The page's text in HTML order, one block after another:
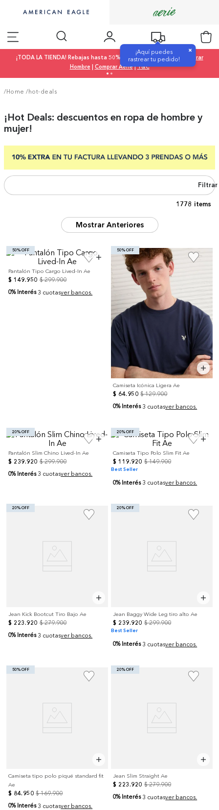
¡Aquí puedes
rastrear tu pedido!
×
¡TODA LA TIENDA! Rebajas hasta 50% OFF |Comprar Mujer|
Comprar
Hombre | Comprar Aerie|T&C
/Home / hot-deals
¡Hot Deals: descuentos en ropa de hombre y
mujer!
Filtrar
1778
50% OFF
Pantalón Tipo Cargo Lived-In Ae
$ 149.950 $ 299.900
0% Interés 3 cuotasver bancos.
50% OFF
Camiseta Icónica Ligera Ae
$ 64. 950 $ 129.900
0% Interés 3 cuotasver bancos.
20% OFF
Pantalón Slim Chino Lived-In Ae
$ 239.920 $ 299.900
0% Interés 3 cuotasver bancos.
20% OFF
Camiseta Tipo Polo Slim Fit Ae
$ 119.920 $ 149.900
Best Seller
0% Interés 3 cuotasver bancos.
20% OFF
Jean Kick Bootcut Tiro Bajo Ae
$ 223.920 $ 279.900
0% Interés 3 cuotasver bancos.
20% OFF
Jean Baggy Wide Leg tiro alto Ae
$ 239.920 $ 299.900
Best Seller
0% Interés 3 cuotasver bancos.
50% OFF
Camiseta tipo polo piqué standard fit
Ae
$ 84. 950 $ 169.900
0% Interés 3 cuotasver bancos.
20% OFF
Jean Slim Straight Ae
$ 223.920 $ 279.900
0% Interés 3 cuotasver bancos.